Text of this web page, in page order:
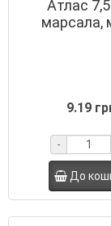
Атлас
марсала,
9.19
-
До